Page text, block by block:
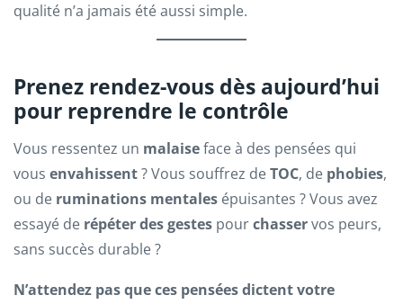
qualité n’a jamais été aussi simple.
Prenez rendez-vous dès aujourd’hui
pour reprendre le contrôle
Vous ressentez un malaiseface à des pensées qui
vous envahissent? Vous souffrez deTOC, de phobies,
ou de ruminations mentales épuisantes ? Vous avez
essayé de répéter des gestes pourchasservos peurs,
sans succès durable ?
N’attendez pas que ces pensées dictent votre